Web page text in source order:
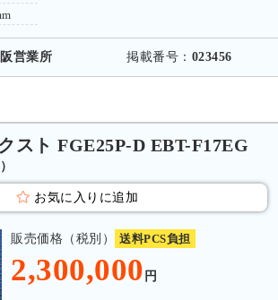
営業所 掲載番号： 023456
スト FGE25P-D EBT-F17EG
お気に入りに追加
販売価格（税別） 送料PCS負担
2,300,000 円